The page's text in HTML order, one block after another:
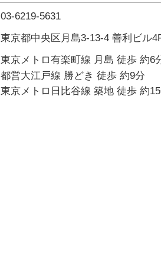
03-6219-5631
東京都中央区月島3-13-4 善利ビル
東京メトロ有楽町線 月島 徒歩 約6
都営大江戸線 勝どき 徒歩 約9分
東京メトロ日比谷線 築地 徒歩 約